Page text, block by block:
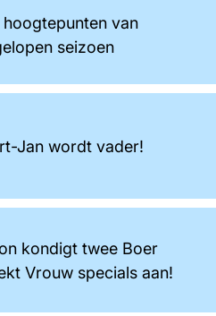
hoogtepunten van
seizoen
Jan wordt vader!
kondigt twee Boer
Vrouw specials aan!